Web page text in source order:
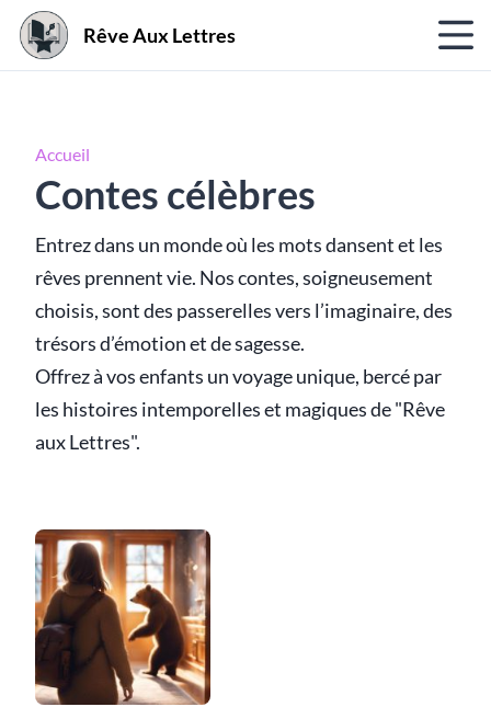
Rêve Aux Lettres
Accueil
Contes célèbres
Entrez dans un monde où les mots dansent et les
rêves prennent vie. Nos contes, soigneusement
choisis, sont des passerelles vers l’imaginaire, des
trésors d’émotion et de sagesse.
Offrez à vos enfants un voyage unique, bercé par
les histoires intemporelles et magiques de "Rêve
aux Lettres".